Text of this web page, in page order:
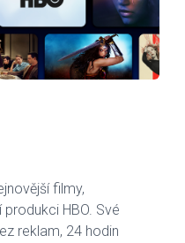
filmy,
HBO. Své
reklam, 24 hodin